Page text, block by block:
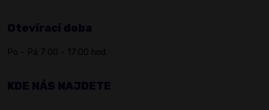
Otevírací doba
Po - Pá 7:00 - 17:00 hod.
KDE NÁS NAJDETE